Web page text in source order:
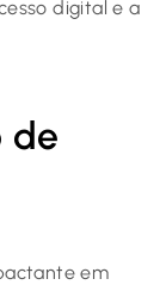
digital e a
de
em